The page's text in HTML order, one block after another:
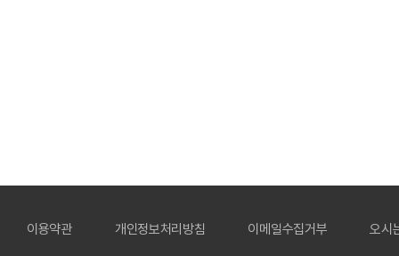
이용약관 개인정보처리방침 이메일수집거부 오시